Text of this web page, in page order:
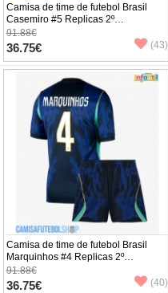
Camisa de time de futebol Brasil
Casemiro #5 Replicas 2º
Equipamento Infantil Mundo 2026
Manga Curta (+ Calças curtas)
91.88€
36.75€ (43)
Camisa de time de futebol Brasil
Marquinhos #4 Replicas 2º
Equipamento Infantil Mundo 2026
Manga Curta (+ Calças curtas)
91.88€
36.75€ (40)